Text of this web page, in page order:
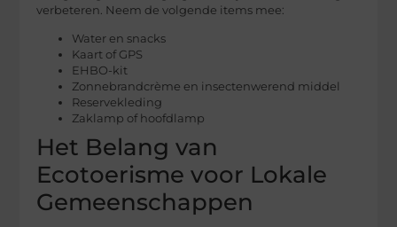
verbeteren. Neem de volgende items mee:
Water en snacks
Kaart of GPS
EHBO-kit
Zonnebrandcrème en insectenwerend middel
Reservekleding
Zaklamp of hoofdlamp
Het Belang van
Ecotoerisme voor Lokale
Gemeenschappen